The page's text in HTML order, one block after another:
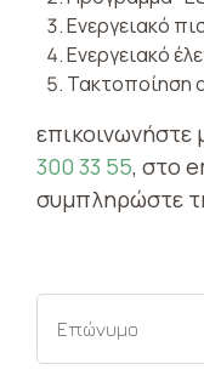
Ενεργειακό
Ενεργειακό
Τακτοποίηση
300 33 55, στο
συμπληρώστε